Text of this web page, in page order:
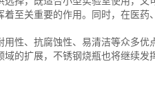
至关重要的作用。同时，在医
、抗腐蚀性、易清洁等众多优
的扩展，不锈钢烧瓶也将继续发